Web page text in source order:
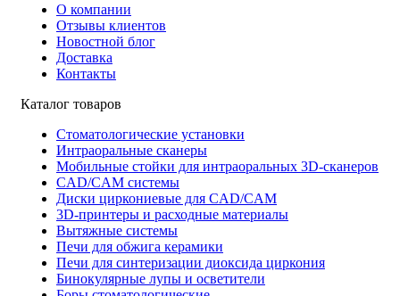
О компании
Отзывы клиентов
Новостной блог
Доставка
Контакты
Каталог товаров
Стоматологические установки
Интраоральные сканеры
Мобильные стойки для интраоральных 3D-сканеров
CAD/CAM системы
Диски циркониевые для CAD/CAM
3D-принтеры и расходные материалы
Вытяжные системы
Печи для обжига керамики
Печи для синтеризации диоксида циркония
Бинокулярные лупы и осветители